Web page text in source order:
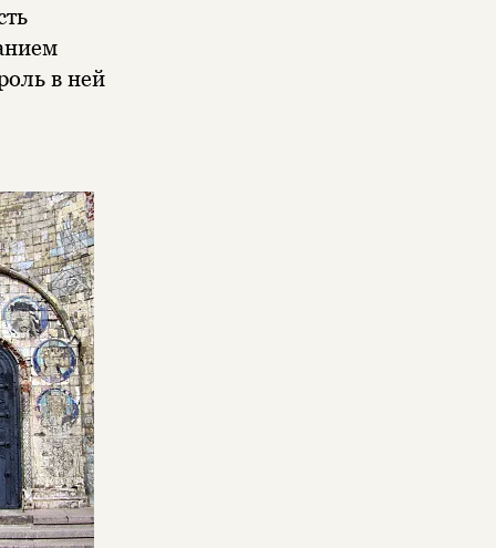
в ней